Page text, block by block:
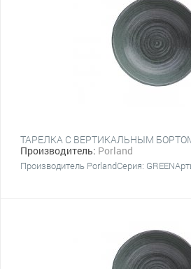
ТАРЕЛКА С ВЕРТИКАЛЬНЫМ
Производитель: Porland
Производитель PorlandСерия: